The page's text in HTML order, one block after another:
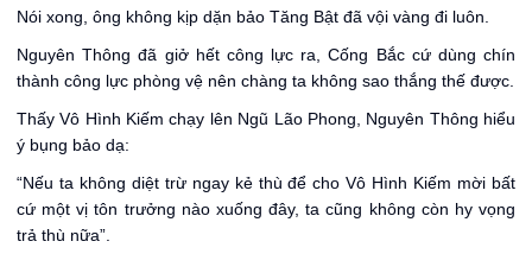
Nói xong, ông không kịp dặn bảo Tăng Bật đã vội vàng đi luôn.
Nguyên Thông đã giở hết công lực ra, Cống Bắc cứ dùng chín
thành công lực phòng vệ nên chàng ta không sao thắng thế được.
Thấy Vô Hình Kiếm chạy lên Ngũ Lão Phong, Nguyên Thông hiểu
ý bụng bảo dạ:
“Nếu ta không diệt trừ ngay kẻ thù để cho Vô Hình Kiếm mời bất
cứ một vị tôn trưởng nào xuống đây, ta cũng không còn hy vọng
trả thù nữa”.